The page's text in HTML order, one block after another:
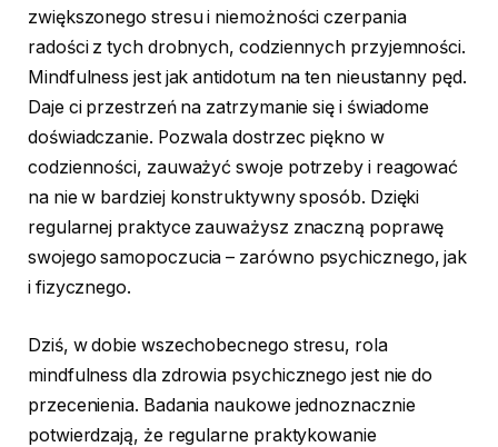
zwiększonego stresu i niemożności czerpania
radości z tych drobnych, codziennych przyjemności.
Mindfulness jest jak antidotum na ten nieustanny pęd.
Daje ci przestrzeń na zatrzymanie się i świadome
doświadczanie. Pozwala dostrzec piękno w
codzienności, zauważyć swoje potrzeby i reagować
na nie w bardziej konstruktywny sposób. Dzięki
regularnej praktyce zauważysz znaczną poprawę
swojego samopoczucia – zarówno psychicznego, jak
i fizycznego.
Dziś, w dobie wszechobecnego stresu, rola
mindfulness dla zdrowia psychicznego jest nie do
przecenienia. Badania naukowe jednoznacznie
potwierdzają, że regularne praktykowanie